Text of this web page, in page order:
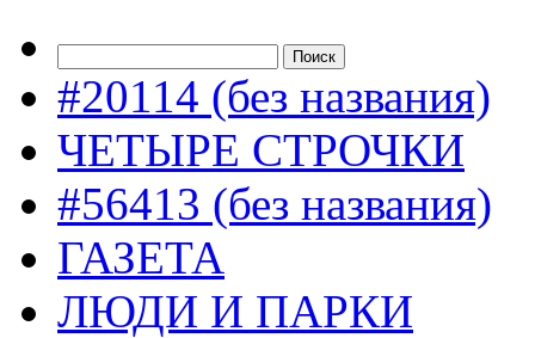
#20114 (без названия)
ЧЕТЫРЕ СТРОЧКИ
#56413 (без названия)
ГАЗЕТА
ЛЮДИ И ПАРКИ